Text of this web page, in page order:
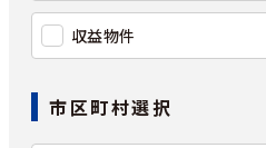
収益物件
市区町村選択